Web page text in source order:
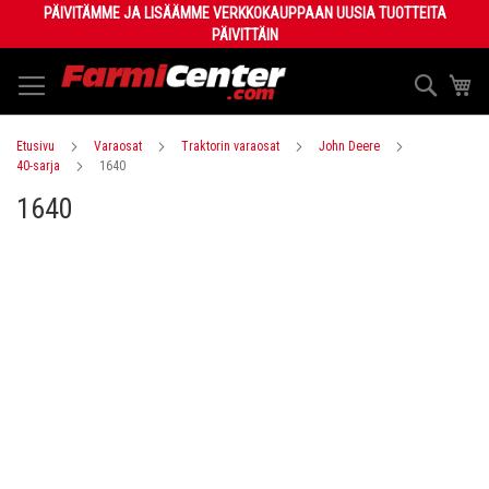
Content
PÄIVITÄMME JA LISÄÄMME VERKKOKAUPPAAN UUSIA TUOTTEITA
PÄIVITTÄIN
Haku
Etusivu Varaosat Traktorin varaosat
John Deere
40-sarja
1640
1640